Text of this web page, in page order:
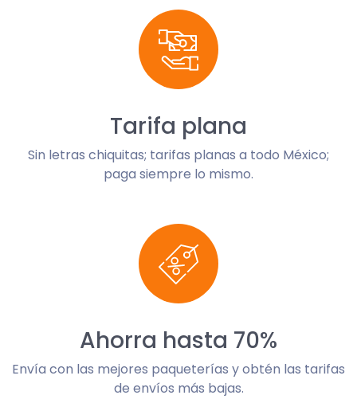
Tarifa plana
Sin letras chiquitas; tarifas planas a todo México;
paga siempre lo mismo.
Ahorra hasta 70%
Envía con las mejores paqueterías y obtén las tarifas
de envíos más bajas.